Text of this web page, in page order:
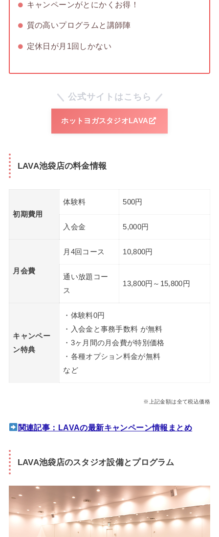
キャンペーンがとにかくお得！
質の高いプログラムと講師陣
定休日が月1回しかない
公式サイトはこちら
ホットヨガスタジオLAVA
LAVA池袋店の料金情報
初期費用
体験料 500円
入会金 5,000円
月会費
月4回コース 10,800円
通い放題コー
ス
13,800円～15,800円
キャンペー
ン特典
・体験料0円
・入会金と事務手数料 が無料
・3ヶ月間の月会費が特別価格
・各種オプション料金が無料
など
※上記金額は全て税込価格
関連記事：LAVAの最新キャンペーン情報まとめ
LAVA池袋店のスタジオ設備とプログラム